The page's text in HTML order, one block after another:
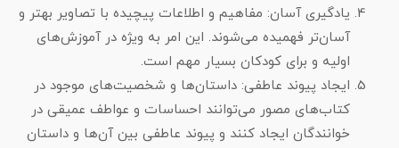
یادگیری آسان: مفاهیم و اطلاعات پیچیده با تصاویر بهتر و
آسان‌تر فهمیده می‌شوند. این امر به ویژه در آموزش‌های
اولیه و برای کودکان بسیار مهم است.
ایجاد پیوند عاطفی: داستان‌ها و شخصیت‌های موجود در
کتاب‌های مصور می‌توانند احساسات و عواطف عمیقی در
خوانندگان ایجاد کنند و پیوند عاطفی بین آن‌ها و داستان